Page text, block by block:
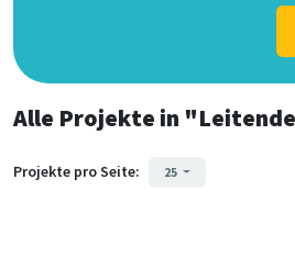
Alle Projekte in
Projekte pro Seite: 25